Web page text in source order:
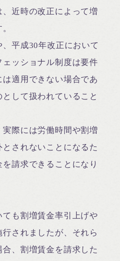
近時の改正によって増
平成30年改正において
ッショナル制度は要件
適用できない場合であ
して扱われていること
際には労働時間や割増
されないことになるた
請求できることになり
ても割増賃金率引上げや
されましたが、それら
、割増賃金を請求した